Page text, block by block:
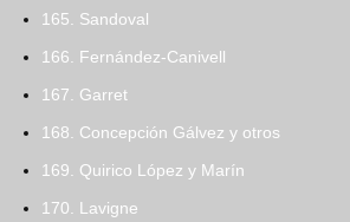
165. Sandoval
166. Fernández-Canivell
167. Garret
168. Concepción Gálvez y otros
169. Quirico López y Marín
170. Lavigne